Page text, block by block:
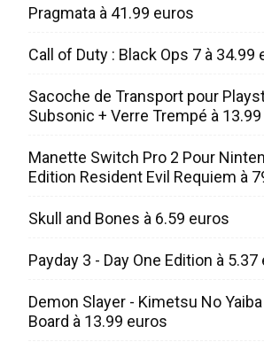
Pragmata à 41.99 euros
Call of Duty : Black Ops 7 à 34.99
Sacoche de Transport pour
Subsonic + Verre Trempé à
Manette Switch Pro 2 Pour
Edition Resident Evil Requiem à
Skull and Bones à 6.59 euros
Payday 3 - Day One Edition à 5.37
Demon Slayer - Kimetsu No
Board à 13.99 euros